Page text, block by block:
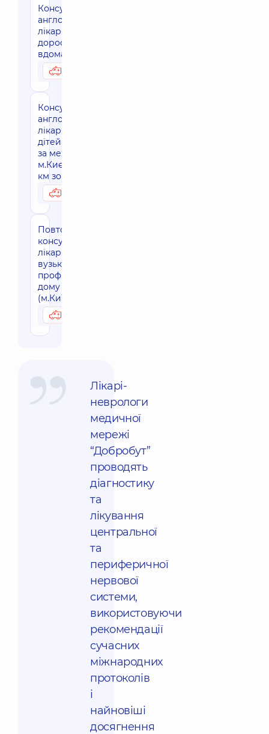
Консультація
англомовного
лікаря для
дорослих
вдома, м. Київ
Консультація
англомовного
лікаря для
дітей вдома,
за межами
м.Києва (30
км зона)
Повторна
консультація
лікаря
вузького
профілю на
дому
(м.Київ)
Лікарі-
неврологи
медичної
мережі
“Добробут”
проводять
діагностику
та
лікування
центральної
та
периферичної
нервової
системи,
використовуючи
рекомендації
сучасних
міжнародних
протоколів
і
найновіші
досягнення